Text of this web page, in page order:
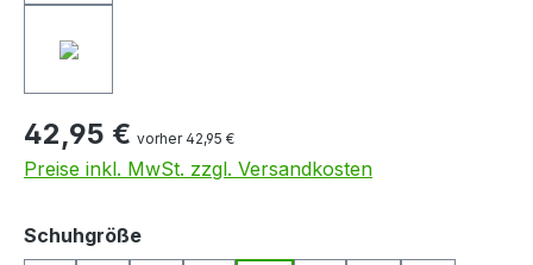
42,95 € vorher 42,95 €
Preise inkl. MwSt. zzgl. Versandkosten
Schuhgrößeauswählen